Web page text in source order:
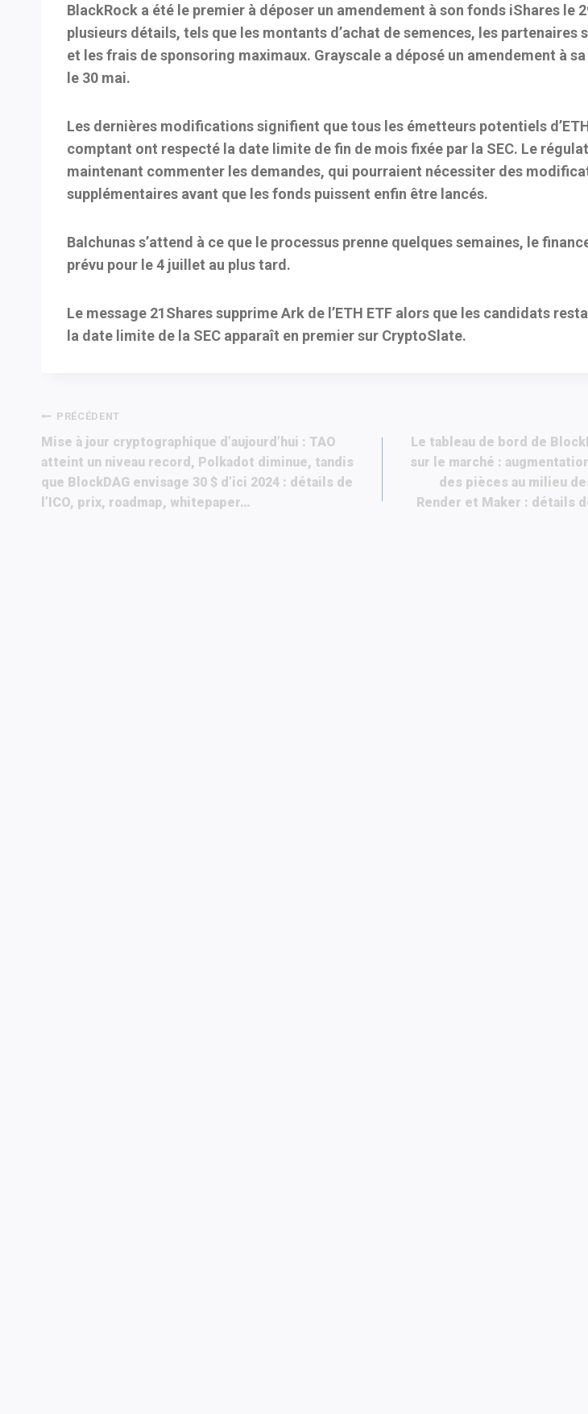
BlackRock a été le premier à déposer un amendement à son fonds iShares le
plusieurs détails, tels que les montants d’achat de semences, les partenaires
et les frais de sponsoring maximaux. Grayscale a déposé un amendement à
le 30 mai.
Les dernières modifications signifient que tous les émetteurs potentiels
comptant ont respecté la date limite de fin de mois fixée par la SEC. Le
maintenant commenter les demandes, qui pourraient nécessiter des
supplémentaires avant que les fonds puissent enfin être lancés.
Balchunas s’attend à ce que le processus prenne quelques semaines, le
prévu pour le 4 juillet au plus tard.
Le message 21Shares supprime Ark de l’ETH ETF alors que les candidats
la date limite de la SEC apparaît en premier sur CryptoSlate.
Navigation
de
l’article
PRÉCÉDENT
Mise à jour cryptographique d’aujourd’hui : TAO
atteint un niveau record, Polkadot diminue, tandis
que BlockDAG envisage 30 $ d’ici 2024 : détails de
l’ICO, prix, roadmap, whitepaper…
Le tableau de bord de
sur le marché :
des pièces au milieu
Render et Maker : détails